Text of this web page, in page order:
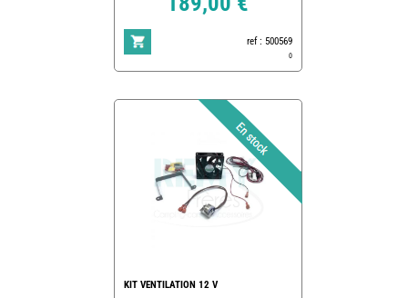
ref : 500569
0
KIT VENTILATION 12 V